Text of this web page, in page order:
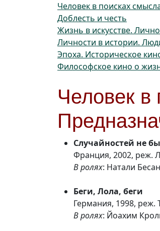
Человек в поисках
Доблесть и честь
Жизнь в искусстве.
Личности в истории.
Эпоха. Историческое
Философское кино о
Человек в
Случайностей не
Франция, 2002, реж.
В ролях: Натали
Беги, Лола, беги
Германия, 1998, реж.
В ролях: Йоахим